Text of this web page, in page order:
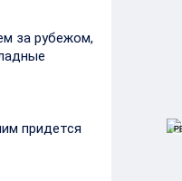
за рубежом,
придется